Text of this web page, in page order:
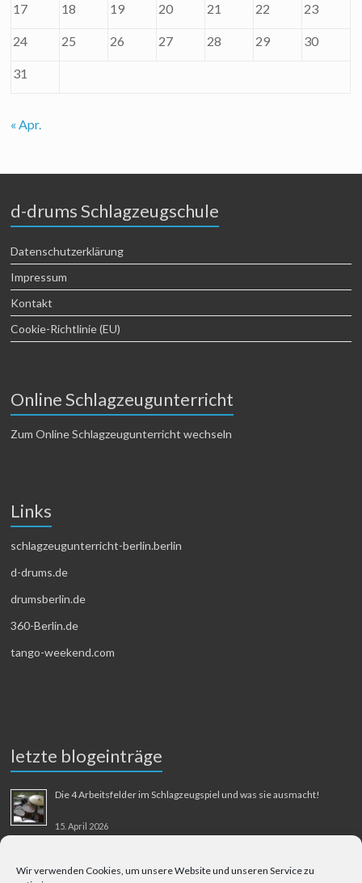
Wir verwenden Cookies, um unsere Website und unseren Service zu
17 18 19 20 21 22 23
24 25 26 27 28 29 30
31
« Apr.
d-drums Schlagzeugschule
Datenschutzerklärung
Impressum
Kontakt
Cookie-Richtlinie (EU)
Online Schlagzeugunterricht
Zum Online Schlagzeugunterricht wechseln
Links
schlagzeugunterricht-berlin.berlin
d-drums.de
drumsberlin.de
360-Berlin.de
tango-weekend.com
letzte blogeinträge
Die 4 Arbeitsfelder im Schlagzeugspiel und was sie ausmacht!
15. April 2026